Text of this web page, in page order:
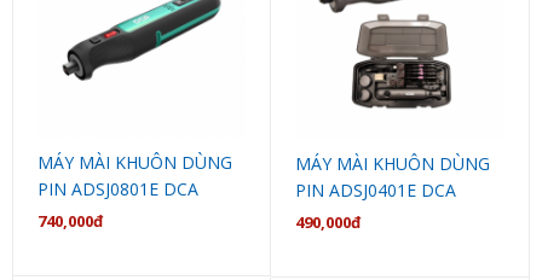
MÁY MÀI KHUÔN DÙNG
PIN ADSJ0801E DCA
740,000đ
MÁY MÀI KHUÔN DÙNG
PIN ADSJ0401E DCA
490,000đ